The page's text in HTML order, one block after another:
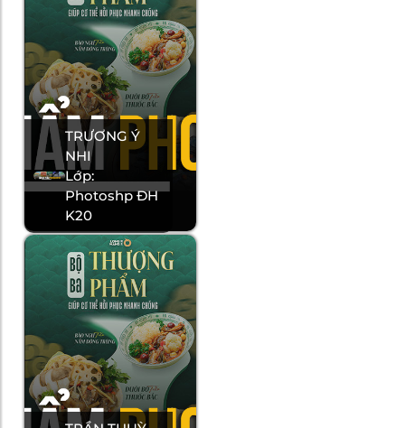
TRƯƠNG Ý
NHI
Lớp:
Photoshp ĐH
K20